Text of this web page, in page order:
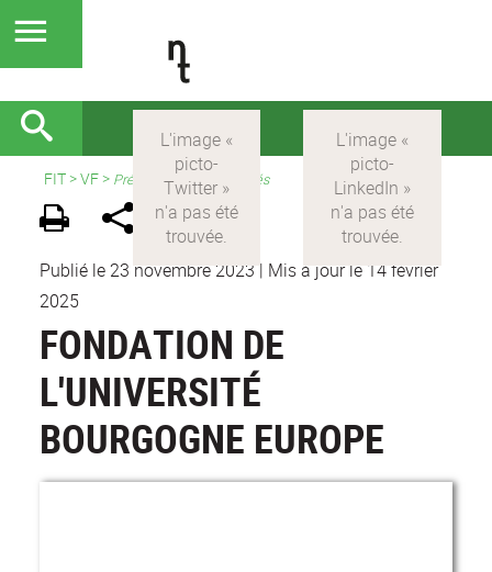
FIT>VF> Présentation et actualités
Publié le 23 novembre 2023 | Mis à jour le 14 février
2025
FONDATION DE
L'UNIVERSITÉ
BOURGOGNE EUROPE